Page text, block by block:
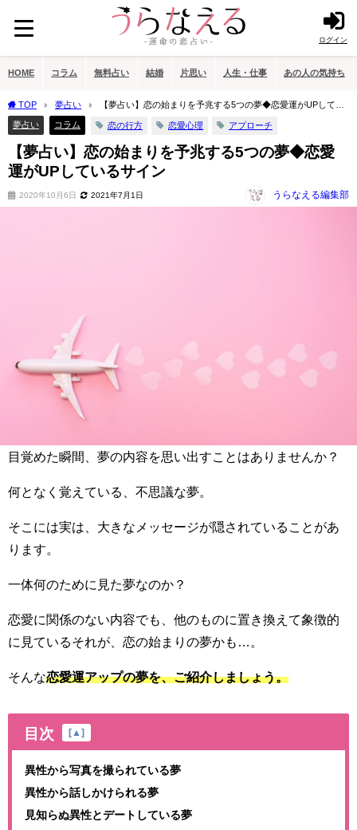
ログイン
HOME コラム 無料占い 結婚 片思い 人生・仕事 あの人の気持ち
TOP 夢占い
【夢占い】恋の始まりを予兆する5つの夢◆恋愛運がUPしてい
るサイン
夢占い コラム 恋の行方 恋愛心理 アプローチ
【夢占い】恋の始まりを予兆する5つの夢◆恋愛
運がUPしているサイン
2020年10月6日 2021年7月1日 うらなえる編集部
目覚めた瞬間、夢の内容を思い出すことはありませんか？
何となく覚えている、不思議な夢。
そこには実は、大きなメッセージが隠されていることがあ
ります。
一体何のために見た夢なのか？
恋愛に関係のない内容でも、他のものに置き換えて象徴的
に見ているそれが、恋の始まりの夢かも…。
そんな恋愛運アップの夢を、ご紹介しましょう。
目次 ▲
異性から写真を撮られている夢
異性から話しかけられる夢
見知らぬ異性とデートしている夢